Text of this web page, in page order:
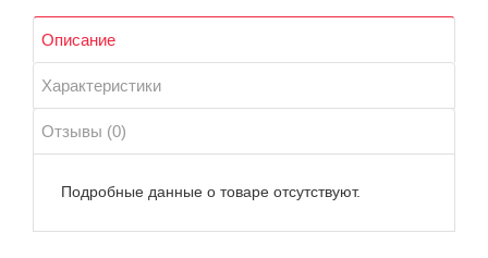
Описание
Характеристики
Отзывы (0)
Подробные данные о товаре отсутствуют.